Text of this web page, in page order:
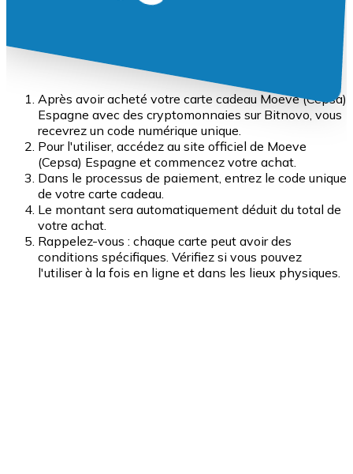
Après avoir acheté votre carte cadeau Moeve (Cepsa)
Espagne avec des cryptomonnaies sur Bitnovo, vous
recevrez un code numérique unique.
Pour l'utiliser, accédez au site officiel de Moeve
(Cepsa) Espagne et commencez votre achat.
Dans le processus de paiement, entrez le code unique
de votre carte cadeau.
Le montant sera automatiquement déduit du total de
votre achat.
Rappelez-vous : chaque carte peut avoir des
conditions spécifiques. Vérifiez si vous pouvez
l'utiliser à la fois en ligne et dans les lieux physiques.